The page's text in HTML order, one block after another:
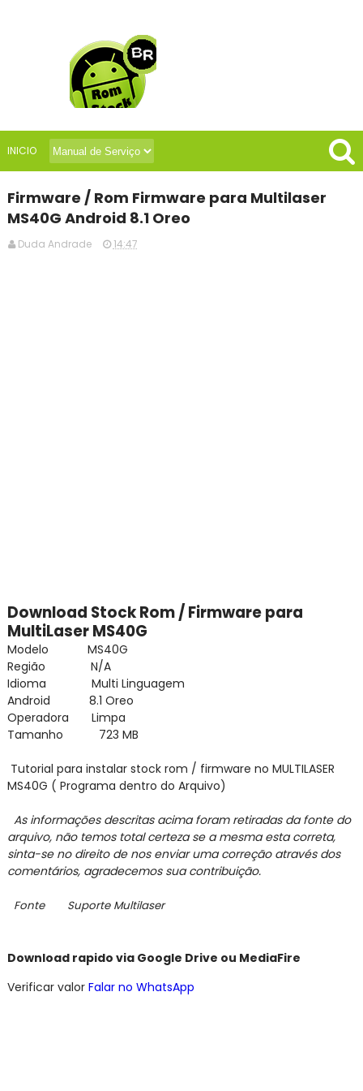
INICIO
Firmware / Rom Firmware para Multilaser
MS40G Android 8.1 Oreo
Duda Andrade 14:47
Download Stock Rom / Firmware para
MultiLaser MS40G
Modelo MS40G
Região N/A
Idioma Multi Linguagem
Android 8.1 Oreo
Operadora Limpa
Tamanho 723 MB
Tutorial para instalar stock rom / firmware no MULTILASER
MS40G ( Programa dentro do Arquivo)
As informações descritas acima foram retiradas da fonte do
arquivo, não temos total certeza se a mesma esta correta,
sinta-se no direito de nos enviaruma correção através dos
comentários, agradecemos sua contribuição.
Fonte Suporte Multilaser
Download rapido via Google Drive ou MediaFire
Verificar valor Falar no WhatsApp